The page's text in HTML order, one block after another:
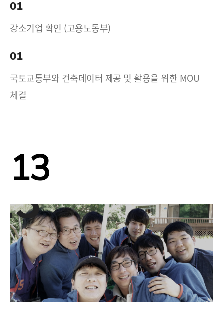
01
강소기업 확인 (고용노동부)
01
국토교통부와 건축데이터 제공 및 활용을 위한 MOU
체결
13